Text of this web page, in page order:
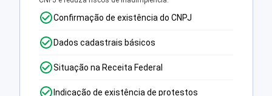
Confirmação de existência do CNPJ
Dados cadastrais básicos
Situação na Receita Federal
Indicação de existência de protestos